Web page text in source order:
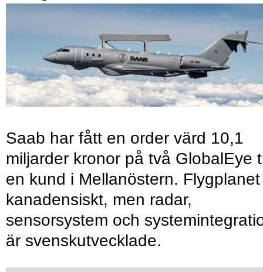
Saab har fått en order värd 10,1
miljarder kronor på två GlobalEye
en kund i Mellanöstern.
kanadensiskt, men radar,
sensorsystem och
är svenskutvecklade.